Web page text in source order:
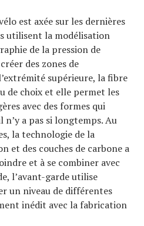
est axée sur les dernières
utilisent la modélisation
de la pression de
des zones de
supérieure, la fibre
de choix et elle permet les
avec des formes qui
a pas si longtemps. Au
la technologie de la
et des couches de carbone a
et à se combiner avec
l’avant-garde utilise
un niveau de différentes
inédit avec la fabrication